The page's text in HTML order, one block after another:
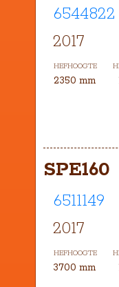
6544822
2017
HEFHOOGTE
2350 mm
Het
DXH-2350
SPE160
6511149
2017
HEFHOOGTE
3700 mm